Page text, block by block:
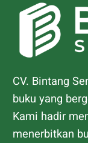
CV. Bintang
buku yang
Kami hadir
menerbitkan